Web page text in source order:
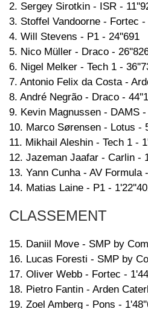
2. Sergey Sirotkin - ISR -
3. Stoffel Vandoorne - Fortec -
4. Will Stevens - P1 - 24''691
5. Nico Müller - Draco -
6. Nigel Melker - Tech 1 -
7. Antonio Felix da Costa -
8. André Negrão - Draco -
9. Kevin Magnussen - DAMS -
10. Marco Sørensen - Lotus -
11. Mikhail Aleshin - Tech 1 -
12. Jazeman Jaafar - Carlin -
13. Yann Cunha - AV Formula
14. Matias Laine - P1 -
CLASSEMENT
15. Daniil Move - SMP by
16. Lucas Foresti - SMP by
17. Oliver Webb - Fortec -
18. Pietro Fantin - Arden
19. Zoel Amberg - Pons -